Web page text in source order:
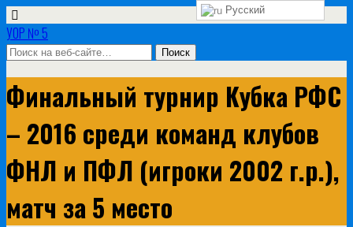
УОР № 5
Финальный турнир Кубка РФС
– 2016 среди команд клубов
ФНЛ и ПФЛ (игроки 2002 г.р.),
матч за 5 место
Русский